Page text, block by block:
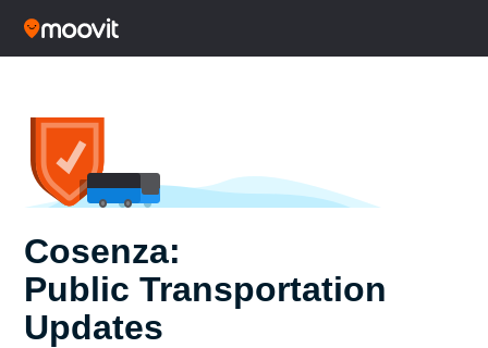
Cosenza:
Public Transportation
Updates